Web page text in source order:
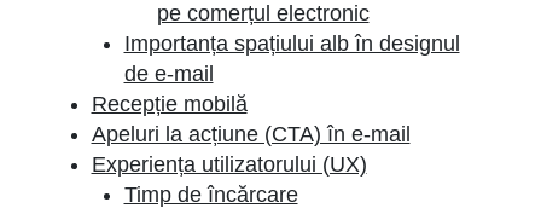
pe comerțul electronic
Importanța spațiului alb în designul
de e-mail
Recepție mobilă
Apeluri la acțiune (CTA) în e-mail
Experiența utilizatorului (UX)
Timp de încărcare